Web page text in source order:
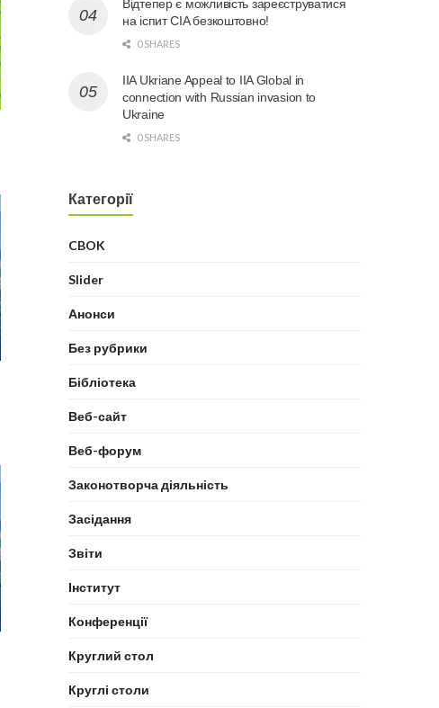
Відтепер є можливість зареєструватися
на іспит CIA безкоштовно!
0 SHARES
IIA Ukriane Appeal to IIA Global in
connection with Russian invasion to
Ukraine
0 SHARES
Категорії
CBOK
Slider
Анонси
Без рубрики
Бібліотека
Веб-сайт
Веб-форум
Законотворча діяльність
Засідання
Звіти
Інститут
Конференції
Круглий стол
Круглі столи